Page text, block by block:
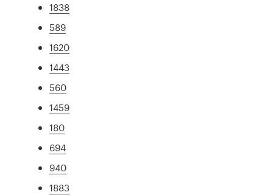
1838
589
1620
1443
560
1459
180
694
940
1883